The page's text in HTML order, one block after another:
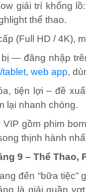
giải trí khổng
thể thao.
(Full HD / 4K),
— đăng nhập
tablet, web app,
tiện lợi – đề
lại nhanh chóng.
gồm phim
thịnh hành
9 – Thể Thao,
đến “bữa tiệc”